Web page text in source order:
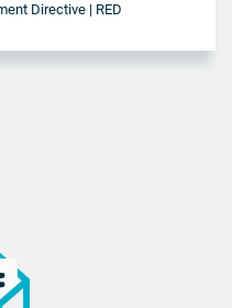
Directive | RED